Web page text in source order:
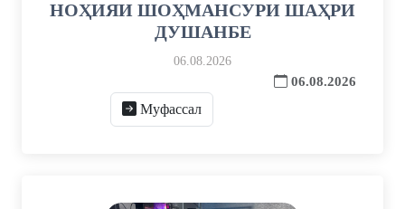
НОҲИЯИ ШОҲМАНСУРИ ШАҲРИ
ДУШАНБЕ
06.08.2026
06.08.2026
Муфассал